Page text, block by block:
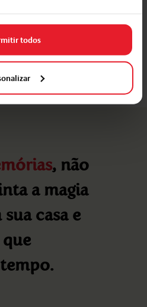
todos
, não
a magia
casa e